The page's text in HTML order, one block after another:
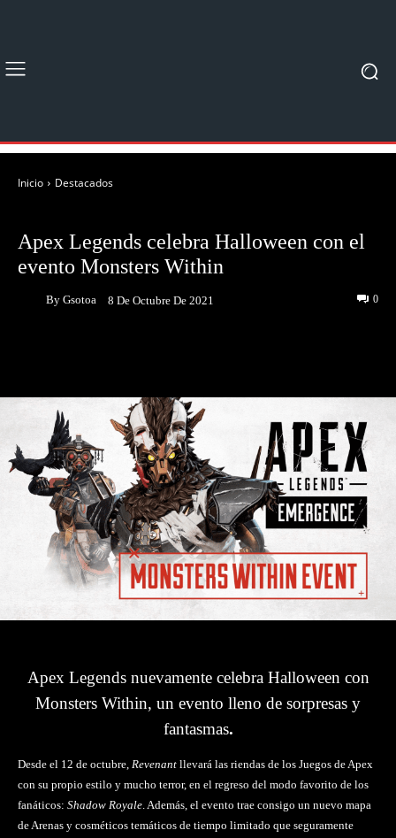
Inicio Destacados
Apex Legends celebra Halloween con el
evento Monsters Within
By Gsotoa 8 De Octubre De 2021 0
Apex Legends nuevamente celebra Halloween con
Monsters Within, un evento lleno de sorpresas y
fantasmas.
Desde el 12 de octubre, Revenant llevará las riendas de los Juegos de Apex
con su propio estilo y mucho terror, en el regreso del modo favorito de los
fanáticos: Shadow Royale. Además, el evento trae consigo un nuevo mapa
de Arenas y cosméticos temáticos de tiempo limitado que seguramente